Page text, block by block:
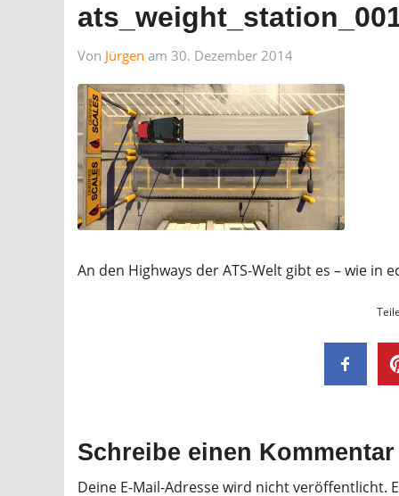
Von Jürgen am 30. Dezember 2014
An den Highways der ATS-Welt gibt es – wie in
Schreibe einen Kommentar
Deine E-Mail-Adresse wird nicht veröffentlicht.